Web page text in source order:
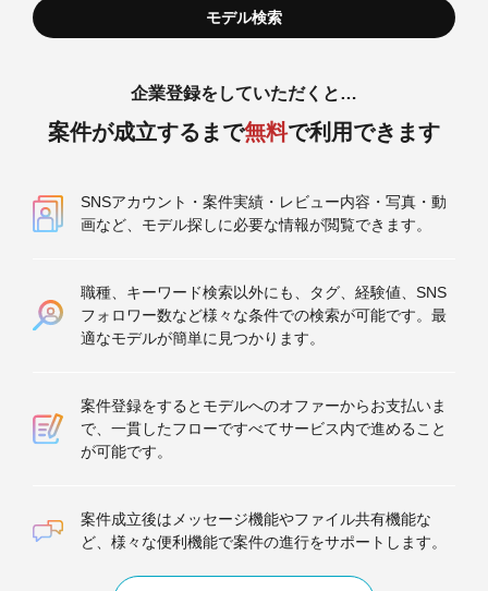
企業登録をしていただくと…
案件が成立するまで無料で利用できます
SNSアカウント・案件実績・レビュー内容・写真・動
画など、モデル探しに必要な情報が閲覧できます。
職種、キーワード検索以外にも、タグ、経験値、SNS
フォロワー数など様々な条件での検索が可能です。最
適なモデルが簡単に見つかります。
案件登録をするとモデルへのオファーからお支払いま
で、一貫したフローですべてサービス内で進めること
が可能です。
案件成立後はメッセージ機能やファイル共有機能な
ど、様々な便利機能で案件の進行をサポートします。